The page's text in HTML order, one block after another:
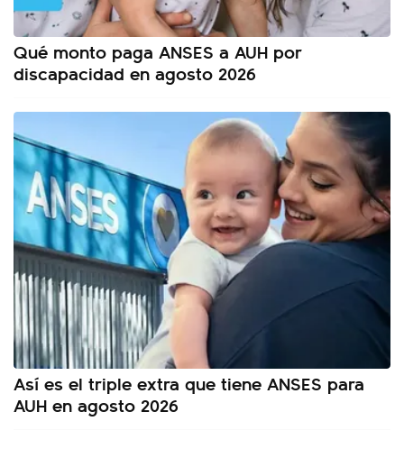
Qué monto paga ANSES a AUH por
discapacidad en agosto 2026
Así es el triple extra que tiene ANSES para
AUH en agosto 2026